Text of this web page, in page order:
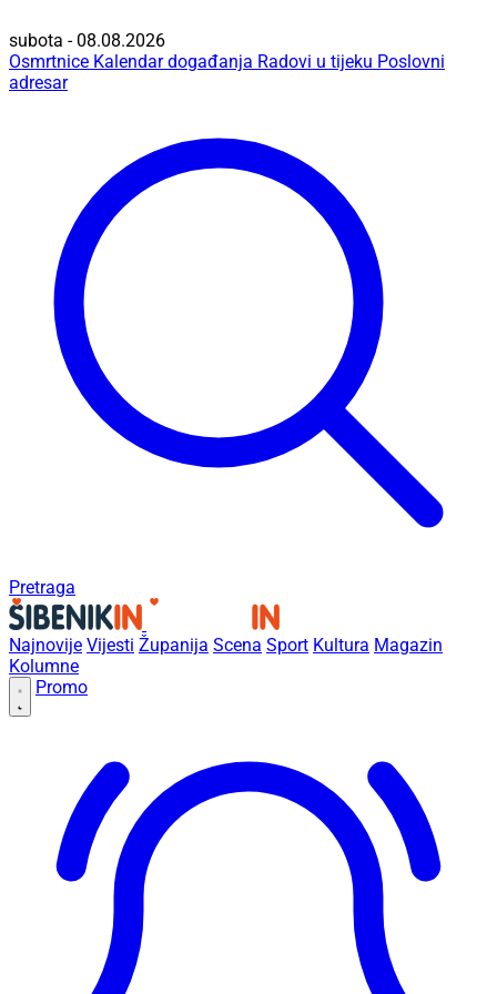
subota - 08.08.2026
Osmrtnice Kalendar događanja Radovi u tijeku Poslovni
adresar
Pretraga
Najnovije Vijesti Županija Scena Sport Kultura Magazin
Kolumne
Promo